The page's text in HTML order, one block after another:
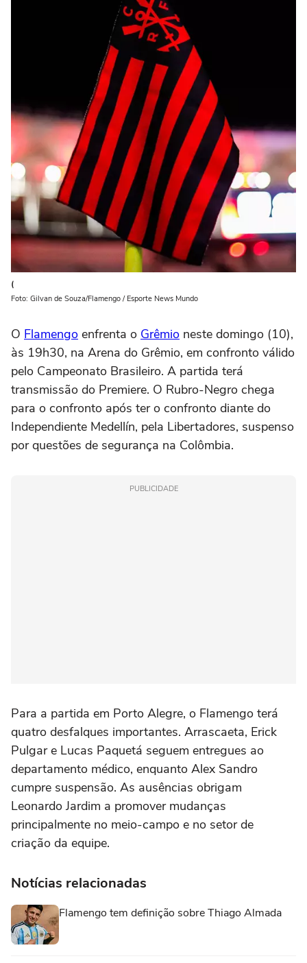
(
Foto: Gilvan de Souza/Flamengo / Esporte News Mundo
O Flamengo enfrenta o Grêmio neste domingo (10),
às 19h30, na Arena do Grêmio, em confronto válido
pelo Campeonato Brasileiro. A partida terá
transmissão do Premiere. O Rubro-Negro chega
para o confronto após ter o confronto diante do
Independiente Medellín, pela Libertadores, suspenso
por questões de segurança na Colômbia.
PUBLICIDADE
Para a partida em Porto Alegre, o Flamengo terá
quatro desfalques importantes. Arrascaeta, Erick
Pulgar e Lucas Paquetá seguem entregues ao
departamento médico, enquanto Alex Sandro
cumpre suspensão. As ausências obrigam
Leonardo Jardim a promover mudanças
principalmente no meio-campo e no setor de
criação da equipe.
Notícias relacionadas
Flamengo tem definição sobre Thiago Almada